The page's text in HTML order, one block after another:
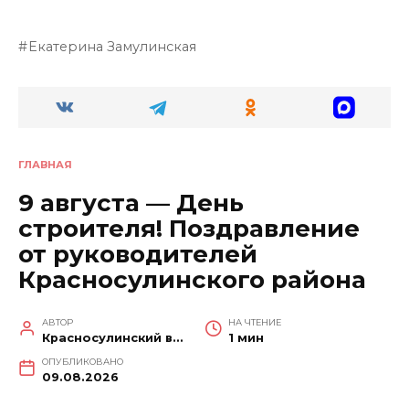
Екатерина Замулинская
ГЛАВНАЯ
9 августа — День
строителя! Поздравление
от руководителей
Красносулинского района
АВТОР
Красносулинский вестник
НА ЧТЕНИЕ
1 мин
ОПУБЛИКОВАНО
09.08.2026